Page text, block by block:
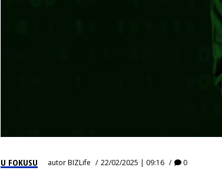
U FOKUSU autorBIZLife 22/02/2025 | 09:16 0